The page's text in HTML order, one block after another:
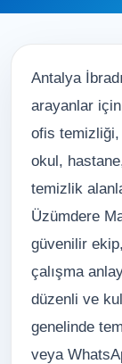
Antalya
arayanlar
ofis
okul,
temizlik
Üzümdere
güvenilir
çalışma
düzenli ve
genelinde
veya